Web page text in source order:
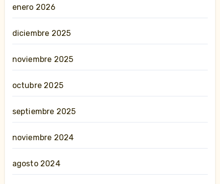
enero 2026
diciembre 2025
noviembre 2025
octubre 2025
septiembre 2025
noviembre 2024
agosto 2024